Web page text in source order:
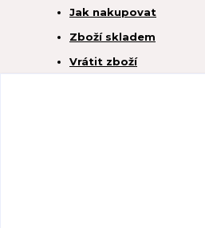
Jak nakupovat
Zboží skladem
Vrátit zboží